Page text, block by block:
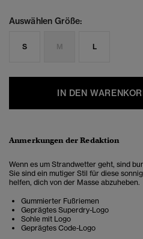
Auswählen Größe:
S M L
IN DEN
Anmerkungen der Redaktion
Wenn es um Strandwetter geht, sind
Sie sind ein mutiger Stil für diese
helfen, dich von der Masse abzuheben.
Gummierter Fußriemen
Geprägtes Superdry-Logo
Sohle mit Logo
Geprägtes Code-Logo